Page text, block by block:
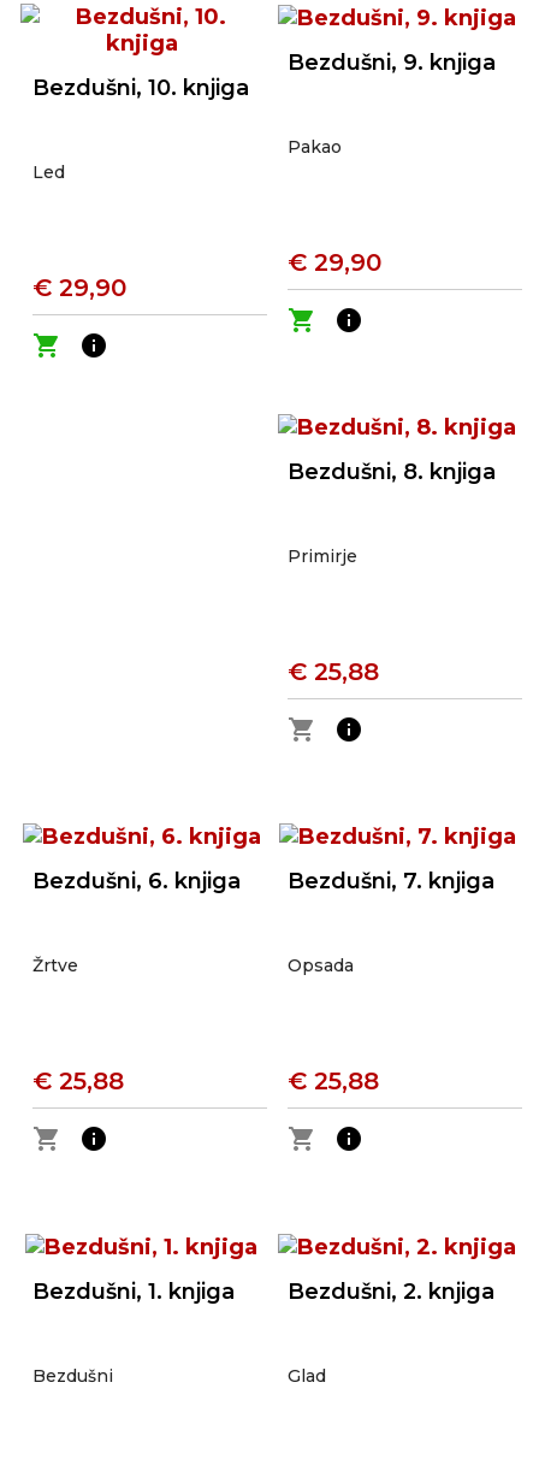
Bezdušni, 10. knjiga
Led
€ 29,90
shopping_cart
info
Bezdušni, 9. knjiga
Pakao
€ 29,90
shopping_cart
info
Bezdušni, 8. knjiga
Primirje
€ 25,88
shopping_cart
info
Bezdušni, 6. knjiga
Žrtve
€ 25,88
shopping_cart
info
Bezdušni, 7. knjiga
Opsada
€ 25,88
shopping_cart
info
Bezdušni, 1. knjiga
Bezdušni
Bezdušni, 2. knjiga
Glad